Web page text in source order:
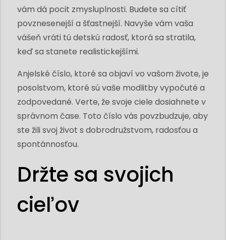
vám dá pocit zmysluplnosti. Budete sa cítiť
povznesenejší a šťastnejší. Navyše vám vaša
vášeň vráti tú detskú radosť, ktorá sa stratila,
keď sa stanete realistickejšími.
Anjelské číslo, ktoré sa objaví vo vašom živote, je
posolstvom, ktoré sú vaše modlitby vypočuté a
zodpovedané. Verte, že svoje ciele dosiahnete v
správnom čase. Toto číslo vás povzbudzuje, aby
ste žili svoj život s dobrodružstvom, radosťou a
spontánnosťou.
Držte sa svojich
cieľov